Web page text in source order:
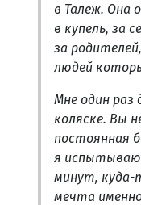
в Талеж. Она
в купель, за
за
людей
Мне один раз
коляске. Вы
постоянная
я испытываю
минут, куда-
мечта